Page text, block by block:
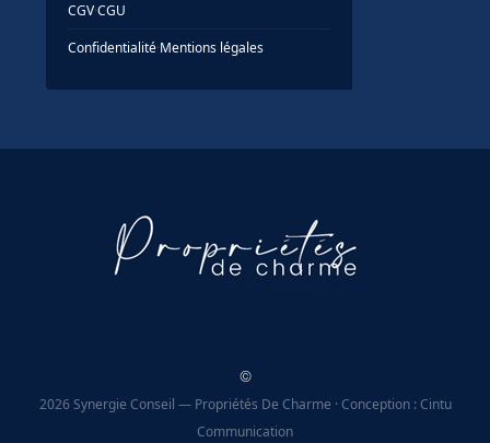
CGV·CGU
Confidentialité·Mentions légales
©
2026 Synergie Conseil — Propriétés De Charme · Conception : Cintu
Communication